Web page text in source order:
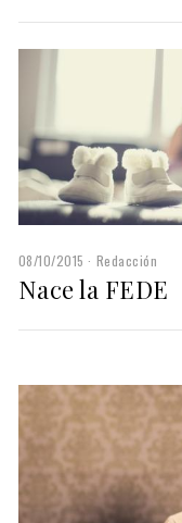
08/10/2015 Redacción
Nace la FEDE